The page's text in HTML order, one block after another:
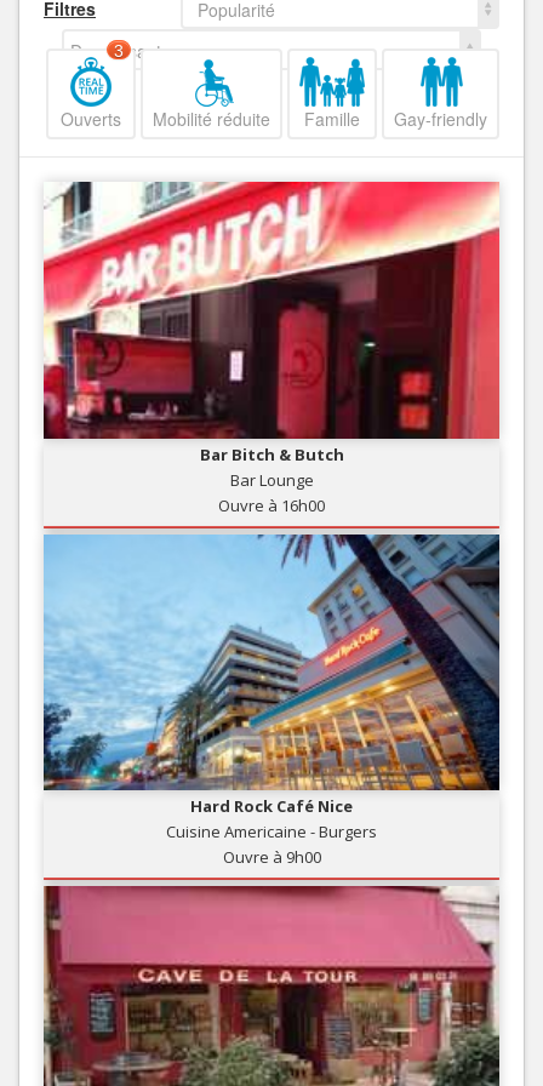
Filtres
Popularité
Decroissant
Ouverts
3
Mobilité réduite Famille Gay-friendly
Bar Bitch & Butch
Bar Lounge
Ouvre à 16h00
Hard Rock Café Nice
Cuisine Americaine - Burgers
Ouvre à 9h00